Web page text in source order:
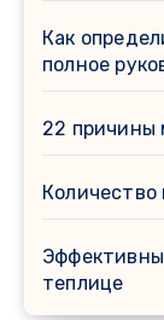
Как
полное
22 причины
Количество
теплице